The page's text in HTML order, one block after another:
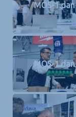
MOS-
MOS-